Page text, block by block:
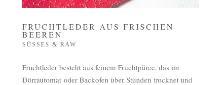
FRUCHTLEDER AUS FRISCHEN
BEEREN
SÜSSES & RAW
Fruchtleder besteht aus feinem Fruchtpüree, das im
Dörrautomat oder Backofen über Stunden trocknet und